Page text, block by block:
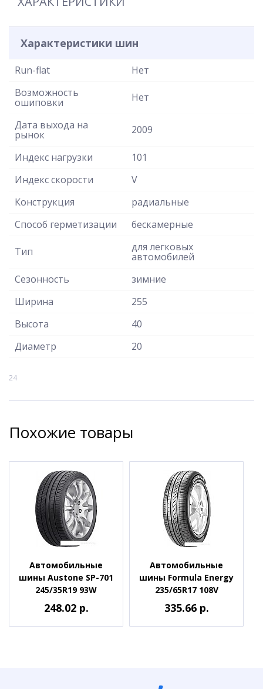
Характеристики шин
Run-flat
Нет
Возможность
ошиповки Нет
Дата выхода на
рынок 2009
Индекс нагрузки
101
Индекс скорости
V
Конструкция
радиальные
Способ герметизации
бескамерные
Тип для легковых
автомобилей
Сезонность
зимние
Ширина
255
Высота
40
Диаметр
20
24
Похожие товары
Автомобильные
шины Austone SP-701
245/35R19 93W
248.02 р.
Автомобильные
шины Formula Energy
235/65R17 108V
335.66 р.